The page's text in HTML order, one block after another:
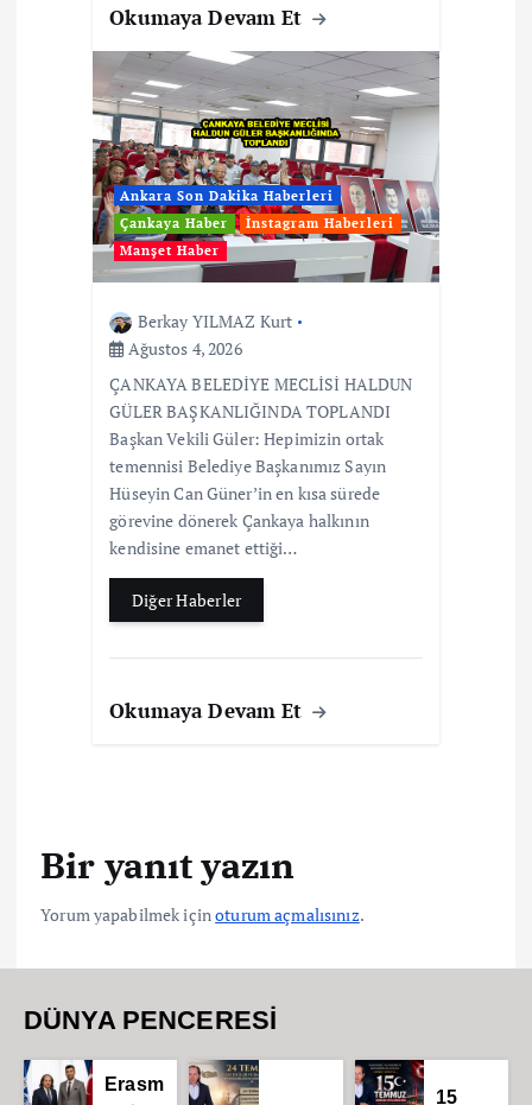
Okumaya Devam Et
Ankara Son Dakika Haberleri
Çankaya Haber
İnstagram Haberleri
Manşet Haber
Berkay YILMAZ Kurt
Ağustos 4, 2026
ÇANKAYA BELEDİYE MECLİSİ HALDUN
GÜLER BAŞKANLIĞINDA TOPLANDI
Başkan Vekili Güler: Hepimizin ortak
temennisi Belediye Başkanımız Sayın
Hüseyin Can Güner’in en kısa sürede
görevine dönerek Çankaya halkının
kendisine emanet ettiği…
Diğer Haberler
Okumaya Devam Et
Bir yanıt yazın
Yorum yapabilmek içinoturum açmalısınız.
DÜNYA PENCERESİ
Erasm
15